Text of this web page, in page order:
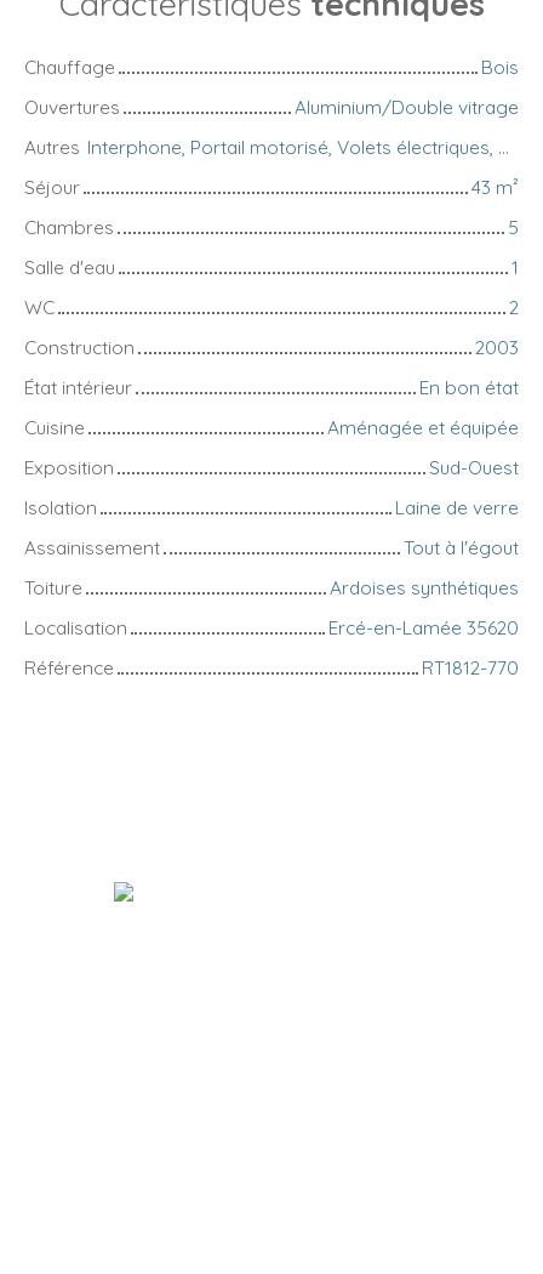
Chauffage
Bois
Ouvertures
Aluminium/Double vitrage
Autres
Interphone, Portail motorisé, Volets électriques, Accès handicapés
Séjour
43 m²
Chambres
5
Salle d'eau
1
WC
2
Construction
2003
État intérieur
En bon état
Cuisine
Aménagée et équipée
Exposition
Sud-Ouest
Isolation
Laine de verre
Assainissement
Tout à l'égout
Toiture
Ardoises synthétiques
Localisation
Ercé-en-Lamée 35620
Référence
RT1812-770